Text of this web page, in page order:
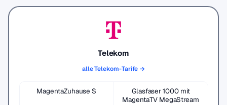
Telekom
alle Telekom-Tarife →
MagentaZuhause S
Glasfaser 1000 mit
MagentaTV MegaStream